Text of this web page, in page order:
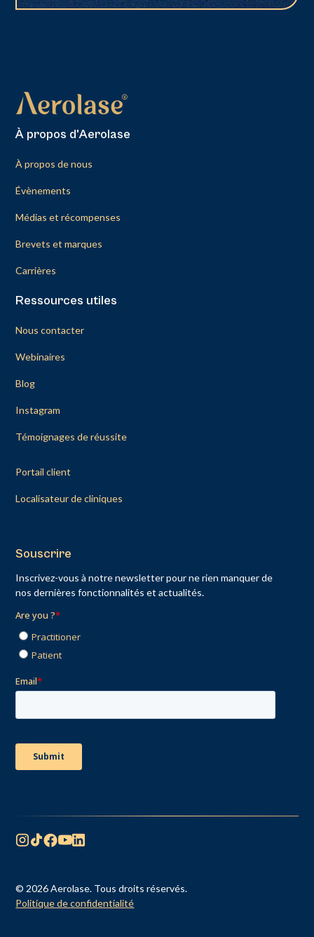
À propos d'Aerolase
À propos de nous
Évènements
Médias et récompenses
Brevets et marques
Carrières
Ressources utiles
Nous contacter
Webinaires
Blog
Instagram
Témoignages de réussite
Portail client
Localisateur de cliniques
Souscrire
Inscrivez-vous à notre newsletter pour ne rien manquer de
nos dernières fonctionnalités et actualités.
© 2026 Aerolase. Tous droits réservés.
Politique de confidentialité